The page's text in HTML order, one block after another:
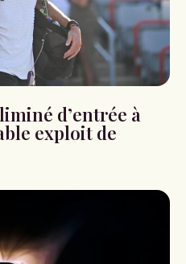
d’entrée à
exploit de